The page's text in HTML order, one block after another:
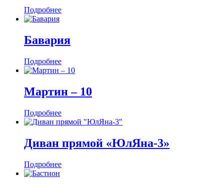
Подробнее
Бавария
Подробнее
Мартин ‒ 10
Подробнее
Диван прямой «ЮлЯна-3»
Подробнее